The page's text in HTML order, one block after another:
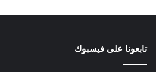
تابعونا على فيسبوك